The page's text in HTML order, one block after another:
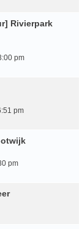
Rivierpark
pm
pm
pm